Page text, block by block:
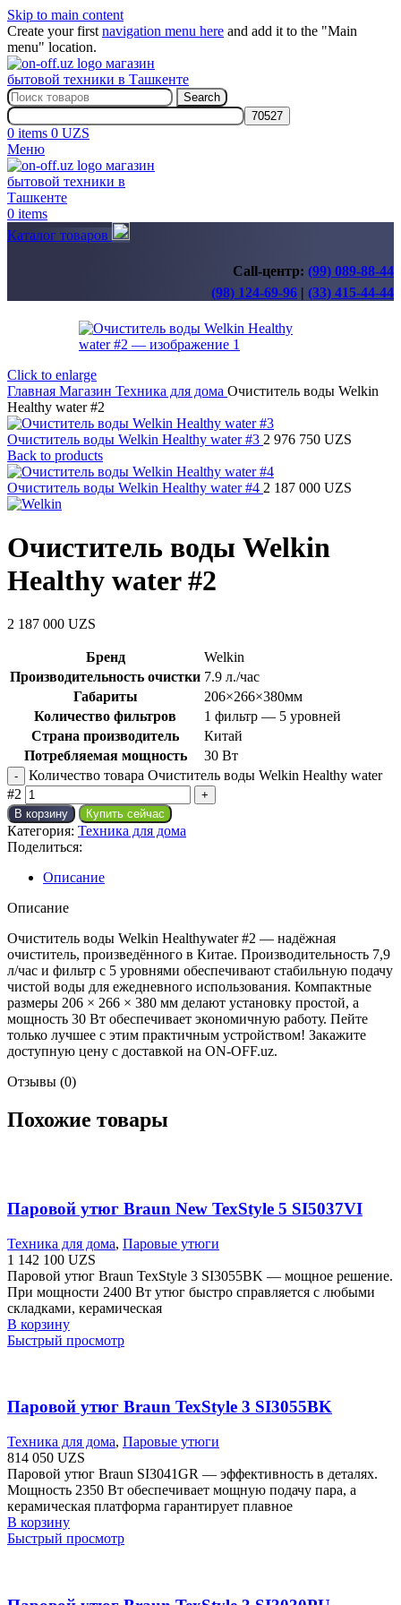
Skip to main content
Create your first navigation menu here and add it to the "Main
menu" location.
Search
0 items 0 UZS
Меню
0 items
Каталог товаров
Call-центр: (99) 089-88-44
(98) 124-69-96 | (33) 415-44-44
Click to enlarge
Главная Магазин Техника для дома Очиститель воды Welkin
Healthy water #2
Очиститель воды Welkin Healthy water #3 2 976 750 UZS
Back to products
Очиститель воды Welkin Healthy water #4 2 187 000 UZS
Очиститель воды Welkin
Healthy water #2
2 187 000 UZS
Бренд
Welkin
Производительность очистки 7.9 л./час
Габариты
206×266×380мм
Количество фильтров
1 фильтр — 5 уровней
Страна производитель
Китай
Потребляемая мощность
30 Вт
Количество товара Очиститель воды Welkin Healthy water
#2
В корзину Купить сейчас
Категория: Техника для дома
Поделиться:
Описание
Описание
Очиститель воды Welkin Healthywater #2 — надёжная
очиститель, произведённого в Китае. Производительность 7,9
л/час и фильтр с 5 уровнями обеспечивают стабильную подачу
чистой воды для ежедневного использования. Компактные
размеры 206 × 266 × 380 мм делают установку простой, а
мощность 30 Вт обеспечивает экономичную работу. Пейте
только лучшее с этим практичным устройством! Закажите
доступную цену с доставкой на ON-OFF.uz.
Отзывы (0)
Похожие товары
Паровой утюг Braun New TexStyle 5 SI5037VI
Техника для дома, Паровые утюги
1 142 100 UZS
Паровой утюг Braun TexStyle 3 SI3055BK — мощное решение.
При мощности 2400 Вт утюг быстро справляется с любыми
складками, керамическая
В корзину
Быстрый просмотр
Паровой утюг Braun TexStyle 3 SI3055BK
Техника для дома, Паровые утюги
814 050 UZS
Паровой утюг Braun SI3041GR — эффективность в деталях.
Мощность 2350 Вт обеспечивает мощную подачу пара, а
керамическая платформа гарантирует плавное
В корзину
Быстрый просмотр